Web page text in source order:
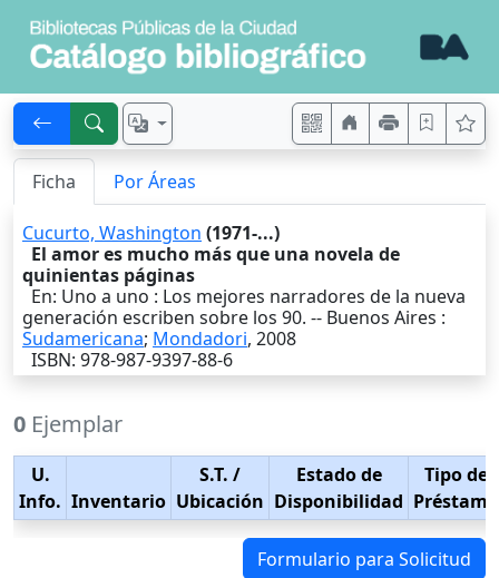
Ficha Por Áreas
Cucurto, Washington (1971-...)
El amor es mucho más que una novela de
quinientas páginas
En: Uno a uno : Los mejores narradores de la nueva
generación escriben sobre los 90. -- Buenos Aires :
Sudamericana; Mondadori, 2008
ISBN: 978-987-9397-88-6
0 Ejemplar
U.
Info. Inventario
S.T. /
Ubicación
Estado de
Disponibilidad
Tipo de
Préstamo
Formulario para Solicitud